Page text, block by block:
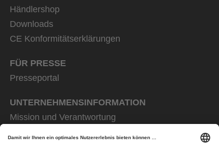
Händlershop
Downloads
CE Konformitätserklärungen
FÜR PRESSE
Presseportal
UNTERNEHMENS­INFORMATION
Mission und Verantwortung